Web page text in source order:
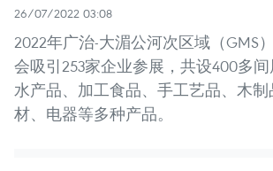
26/07/2022 03:08
2022年广治-大湄公河次区域（GMS
会吸引253家企业参展，共设400多
水产品、加工食品、手工艺品、木
材、电器等多种产品。